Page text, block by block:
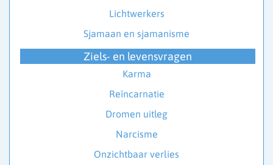
Lichtwerkers
Sjamaan en sjamanisme
Ziels- en levensvragen
Karma
Reïncarnatie
Dromen uitleg
Narcisme
Onzichtbaar verlies